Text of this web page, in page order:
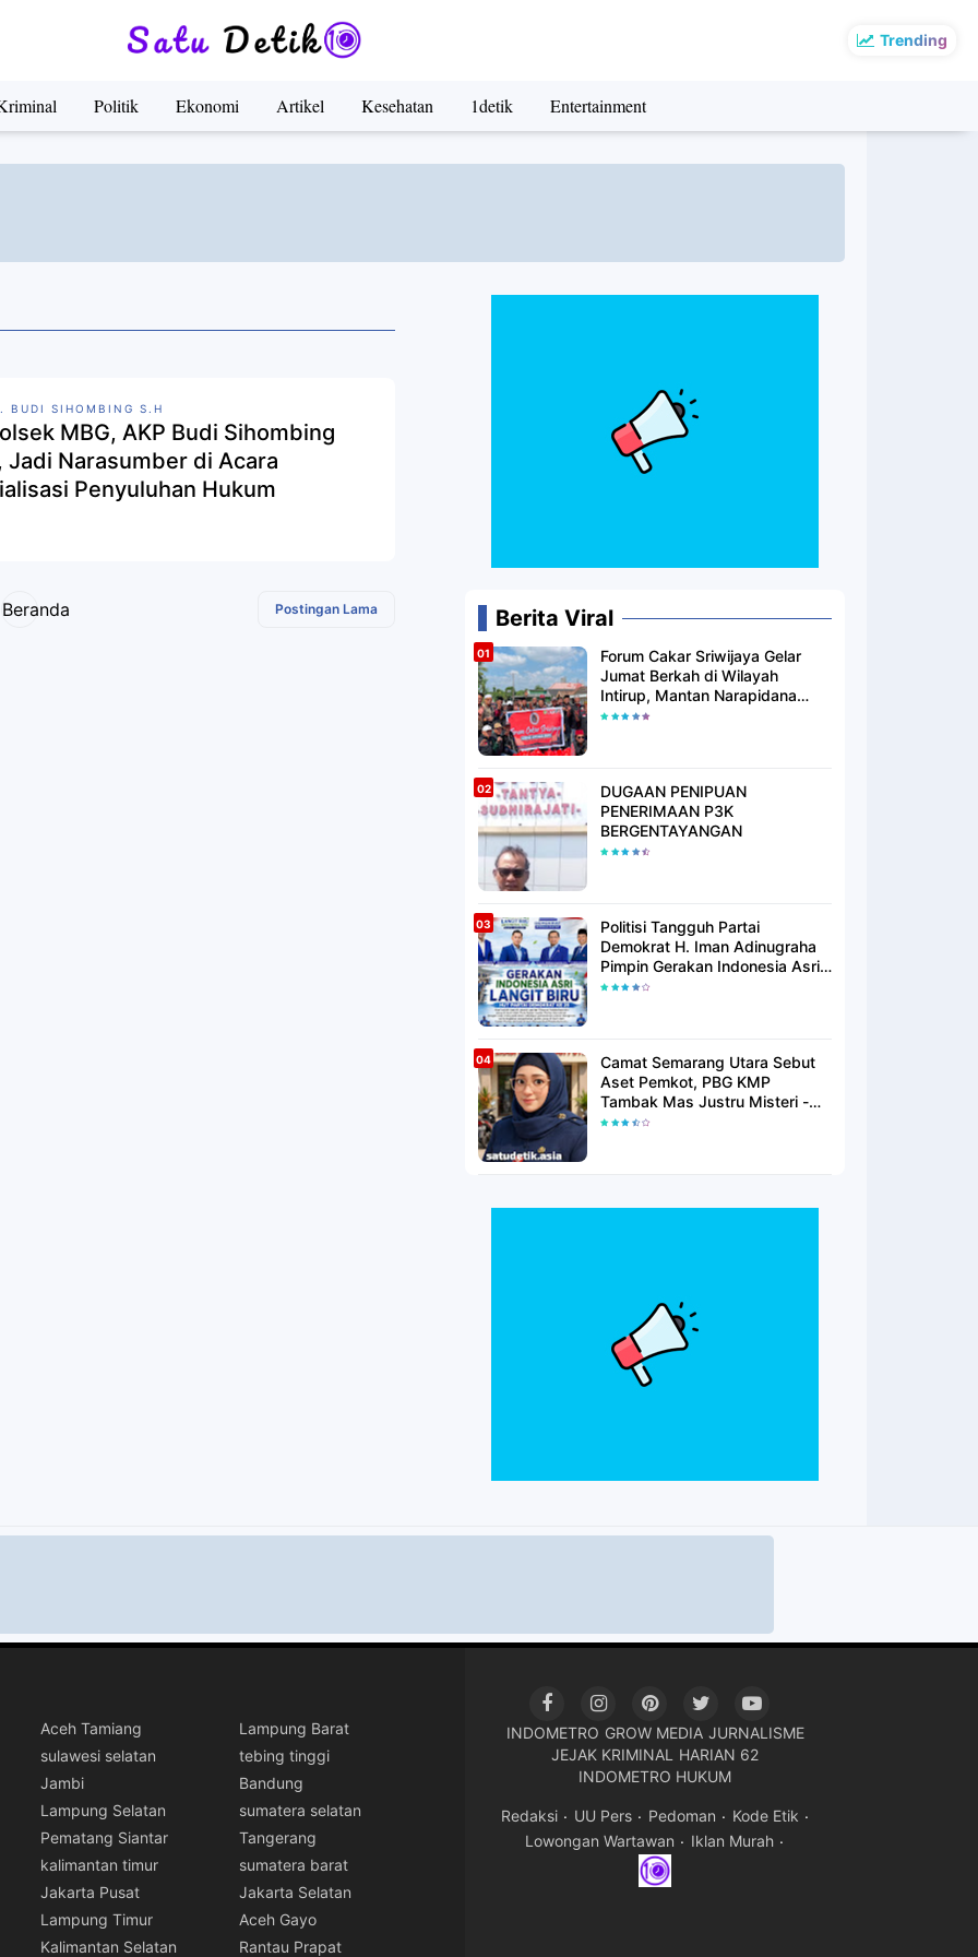
Trending
Politik Ekonomi Artikel Kesehatan 1detik Entertainment
BUDI SIHOMBING S.H
MBG, AKP Budi Sihombing
Jadi Narasumber di Acara
Penyuluhan Hukum
Postingan Lama
Beranda Berita Viral
Forum Cakar Sriwijaya Gelar
Jumat Berkah di Wilayah
Intirup, Mantan Narapidana
yang Telah Berhijrah Turut
DUGAAN PENIPUAN
PENERIMAAN P3K
BERGENTAYANGAN
Politisi Tangguh Partai
Demokrat H. Iman Adinugraha
Pimpin Gerakan Indonesia Asri
Langit Biru Di Pantai Citepus
Camat Semarang Utara Sebut
Aset Pemkot, PBG KMP
Tambak Mas Justru Misteri -
Warga Menunggu Kepastian
Aceh Tamiang
Lampung Barat
sulawesi selatan
tebing tinggi
Jambi
Bandung
Lampung Selatan
sumatera selatan
Pematang Siantar
Tangerang
kalimantan timur
sumatera barat
Jakarta Pusat
Jakarta Selatan
Lampung Timur
Aceh Gayo
Kalimantan Selatan
Rantau Prapat
INDOMETRO GROW MEDIA JURNALISME
JEJAK KRIMINAL
HARIAN 62
INDOMETRO HUKUM
Redaksi UU Pers Pedoman
Kode Etik
Lowongan Wartawan
Iklan Murah